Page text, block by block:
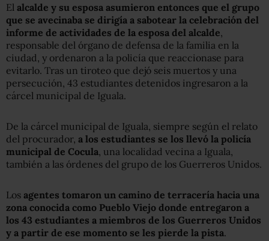
El alcalde y su esposa asumieron entonces que el grupo
que se avecinaba se dirigía a sabotear la celebración del
informe de actividades de la esposa del alcalde
responsable del órgano de defensa de la familia en la
ciudad, y ordenaron a la policía que reaccionase para
evitarlo. Tras un tiroteo que dejó seis muertos y una
persecución, 43 estudiantes detenidos ingresaron a la
cárcel municipal de Iguala.
De la cárcel municipal de Iguala, siempre según el relato
del procurador, a los estudiantes se los llevó la policía
municipal de Cocula , una localidad vecina a Iguala,
también a las órdenes del grupo de los Guerreros Unidos.
Los agentes tomaron un camino de terracería hacia una
zona conocida como Pueblo Viejo donde entregaron a
los 43 estudiantes a miembros de los Guerreros Unidos
y a partir de ese momento se les pierde la pista.